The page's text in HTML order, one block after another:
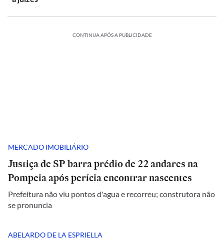
CONTINUA APÓS A PUBLICIDADE
MERCADO IMOBILIÁRIO
Justiça de SP barra prédio de 22 andares na
Pompeia após perícia encontrar nascentes
Prefeitura não viu pontos d'agua e recorreu; construtora não
se pronuncia
ABELARDO DE LA ESPRIELLA